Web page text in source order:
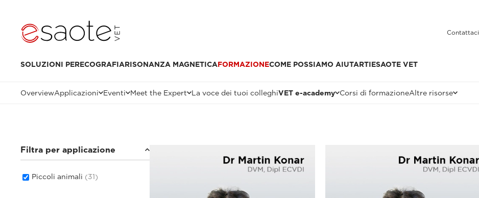
Contattaci
SOLUZIONI PERECOGRAFIARISONANZA MAGNETICAFORMAZIONECOME POSSIAMO AIUTARTIESAOTE VET
OverviewApplicazioni Eventi Meet the Expert La voce dei tuoi colleghiVET e-academy Corsi di formazioneAltre risorse
Filtra per applicazione
Piccoli animali (31)